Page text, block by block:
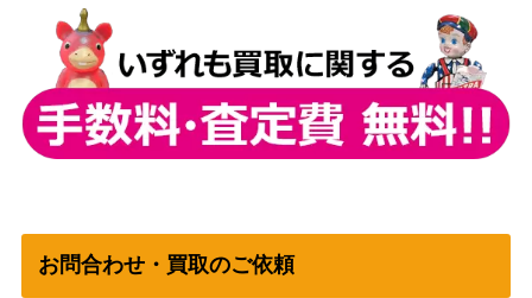
No-P.U.N.K.ディア・ノ
ート(PSE)【DIFO-JP02
2】
（ディメンション・フォ
ース）
1,300
剣闘獣ドミティアノス
（20thSE）【CHIM-JP0
KONAMI
（CHAOS IMPACT）
1,400
GOV-JP020】
OVERLORD）
お問合わせ・買取のご依頼